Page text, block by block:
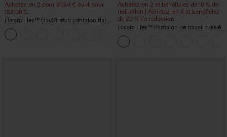
Achetez-en 2 pour 61,54 € ou 4 pour
123,08 €.
Halara Flex™ DayStretch pantalon flare
de travail, taille mi-haute, poche latérale
zippée
Achetez-en 2 et bénéficiez de 10 % de
réduction | Achetez-en 3 et bénéficiez
de 20 % de réduction
Halara Flex™ Pantalon de travail fuselé,
uni, taille haute, avec poches